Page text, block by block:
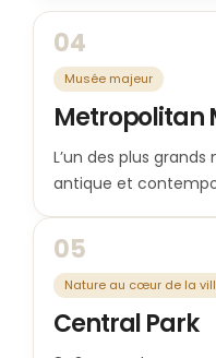
04
Musée majeur
Metropolitan
L’un des plus
antique et
05
Nature au cœur de la
Central Park